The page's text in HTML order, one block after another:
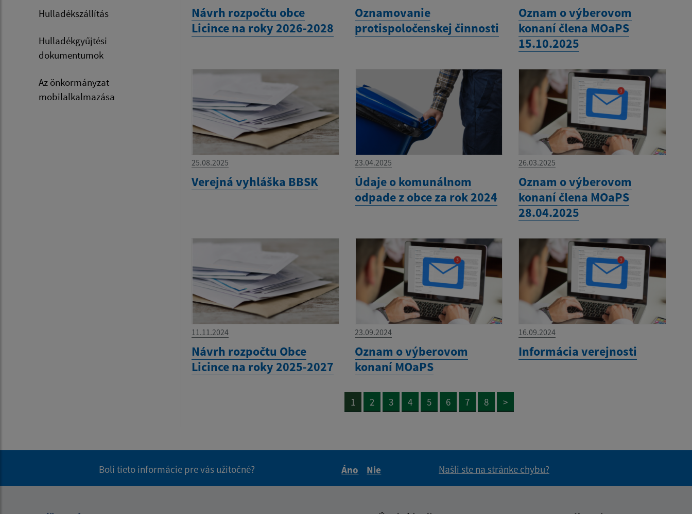
Hulladékszállítás
Hulladékgyűjtési
dokumentumok
Az önkormányzat
mobilalkalmazása
Návrh rozpočtu obce
Licince na roky 2026-2028
Oznamovanie
protispoločenskej činnosti
Oznam o výberovom
konaní člena MOaPS
15.10.2025
25.08.2025
Verejná vyhláška BBSK
23.04.2025
Údaje o komunálnom
odpade z obce za rok 2024
26.03.2025
Oznam o výberovom
konaní člena MOaPS
28.04.2025
11.11.2024
Návrh rozpočtu Obce
Licince na roky 2025-2027
23.09.2024
Oznam o výberovom
konaní MOaPS
16.09.2024
Informácia verejnosti
1 2 3 4 5 6 7 8 >
Boli tieto informácie pre vás užitočné?
Áno
Nie
Našli ste na stránke chybu?